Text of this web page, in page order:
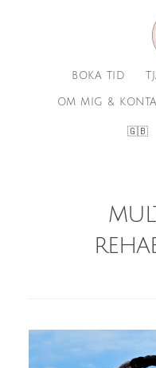
BOKA TID
OM MIG &
🇬🇧